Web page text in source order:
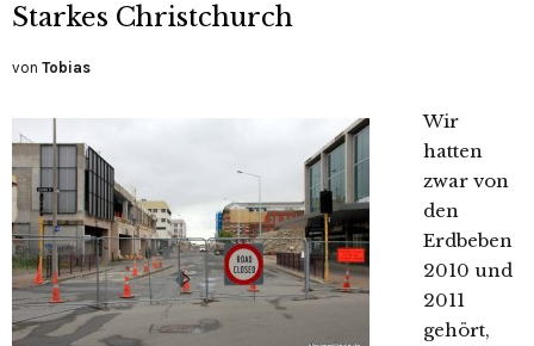
Starkes Christchurch
von Tobias
Wir
hatten
zwar von
den
Erdbeben
2010 und
2011
gehört,